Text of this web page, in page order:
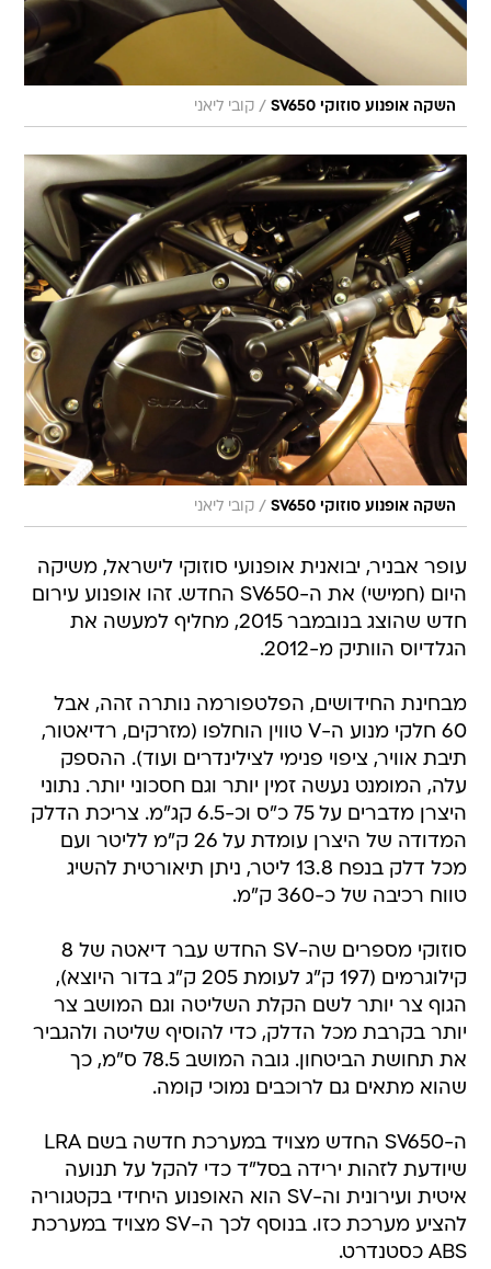
השקה אופנוע סוזוקי SV650 / קובי ליאני
השקה אופנוע סוזוקי SV650 / קובי ליאני
עופר אבניר, יבואנית אופנועי סוזוקי לישראל, משיקה
היום (חמישי) את ה-SV650 החדש. זהו אופנוע עירום
חדש שהוצג בנובמבר 2015, מחליף למעשה את
הגלדיוס הוותיק מ-2012.
מבחינת החידושים, הפלטפורמה נותרה זהה, אבל
60 חלקי מנוע ה-V טווין הוחלפו (מזרקים, רדיאטור,
תיבת אוויר, ציפוי פנימי לצילינדרים ועוד). ההספק
עלה, המומנט נעשה זמין יותר וגם חסכוני יותר. נתוני
היצרן מדברים על 75 כ"ס וכ-6.5 קג"מ. צריכת הדלק
המדודה של היצרן עומדת על 26 ק"מ לליטר ועם
מכל דלק בנפח 13.8 ליטר, ניתן תיאורטית להשיג
טווח רכיבה של כ-360 ק"מ.
סוזוקי מספרים שה-SV החדש עבר דיאטה של 8
קילוגרמים (197 ק"ג לעומת 205 ק"ג בדור היוצא),
הגוף צר יותר לשם הקלת השליטה וגם המושב צר
יותר בקרבת מכל הדלק, כדי להוסיף שליטה ולהגביר
את תחושת הביטחון. גובה המושב 78.5 ס"מ, כך
שהוא מתאים גם לרוכבים נמוכי קומה.
ה-SV650 החדש מצויד במערכת חדשה בשם LRA
שיודעת לזהות ירידה בסל"ד כדי להקל על תנועה
איטית ועירונית וה-SV הוא האופנוע היחידי בקטגוריה
להציע מערכת כזו. בנוסף לכך ה-SV מצויד במערכת
ABS כסטנדרט.